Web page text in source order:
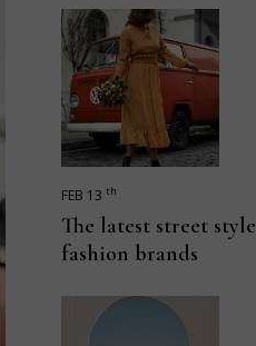
SHOP LAYOUTS
FEB 13 th
The latest street style
fashion brands